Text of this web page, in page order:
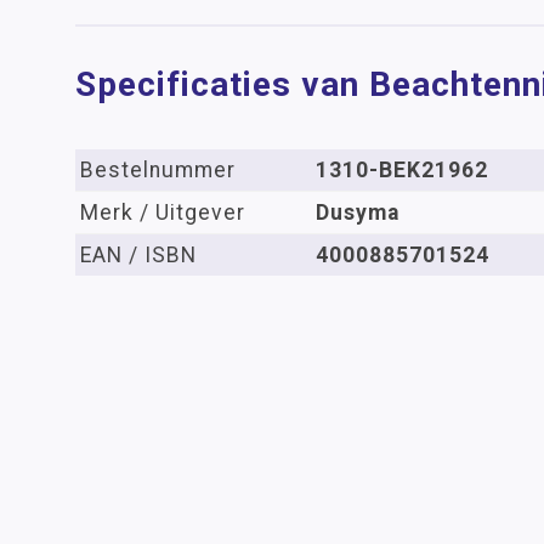
Specificaties van
Bestelnummer
1310-BEK21962
Merk / Uitgever
Dusyma
EAN / ISBN
4000885701524